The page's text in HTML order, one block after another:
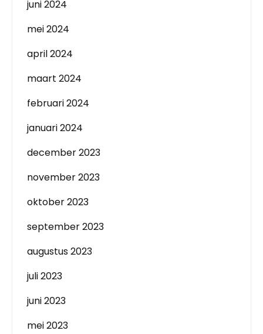
juni 2024
mei 2024
april 2024
maart 2024
februari 2024
januari 2024
december 2023
november 2023
oktober 2023
september 2023
augustus 2023
juli 2023
juni 2023
mei 2023